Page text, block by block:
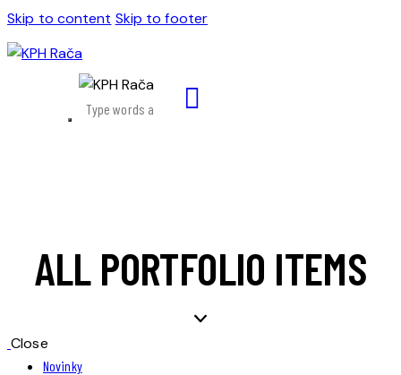
Skip to content Skip to footer
ALL PORTFOLIO ITEMS
Close
Novinky